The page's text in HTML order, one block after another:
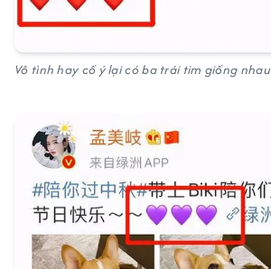
Vô tình hay cố ý lại có ba trái tim giống nhau